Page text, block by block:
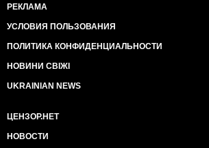
РЕКЛАМА
УСЛОВИЯ ПОЛЬЗОВАНИЯ
ПОЛИТИКА КОНФИДЕНЦИАЛЬНОСТИ
НОВИНИ СВІЖІ
UKRAINIAN NEWS
ЦЕНЗОР.НЕТ
НОВОСТИ